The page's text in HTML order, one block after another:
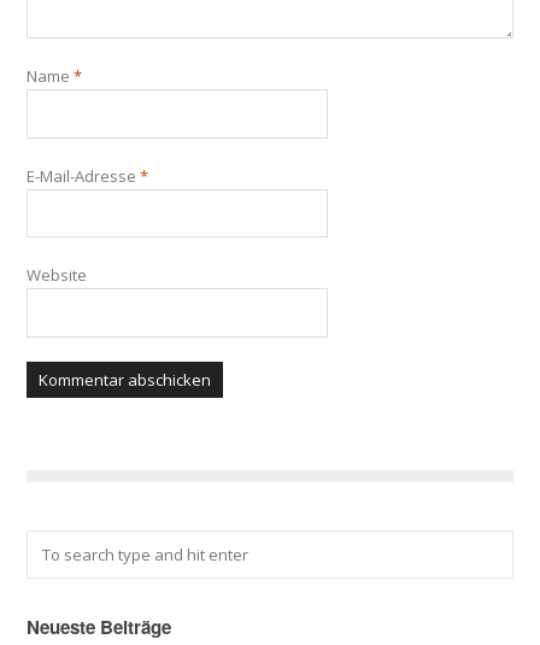
Name*
E-Mail-Adresse*
Website
Neueste Beiträge